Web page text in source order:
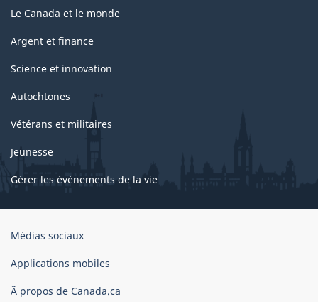
Le Canada et le monde
Argent et finance
Science et innovation
Autochtones
Vétérans et militaires
Jeunesse
Gérer les événements de la vie
Organisation
gouvernement
Canada
Médias sociaux
Applications mobiles
Ã propos de Canada.ca